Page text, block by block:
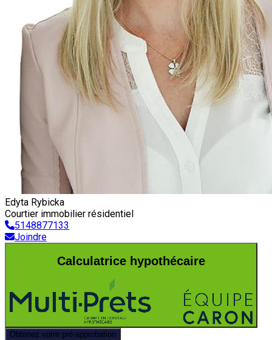
Edyta Rybicka
Courtier immobilier résidentiel
5148877133
Joindre
Calculatrice hypothécaire
Obtenez votre pré-approbation